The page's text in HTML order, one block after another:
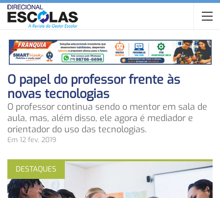
O papel do professor frente às
novas tecnologias
O professor continua sendo o mentor em sala de
aula, mas, além disso, ele agora é mediador e
orientador do uso das tecnologias.
Em 12 fev, 2019
DESTAQUES